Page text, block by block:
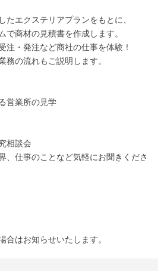
エクステリアプランをもとに、
商材の見積書を作成します。
・発注など商社の仕事を体験！
の流れもご説明します。
営業所の見学
相談会
、仕事のことなど気軽にお聞きくださ
はお知らせいたします。